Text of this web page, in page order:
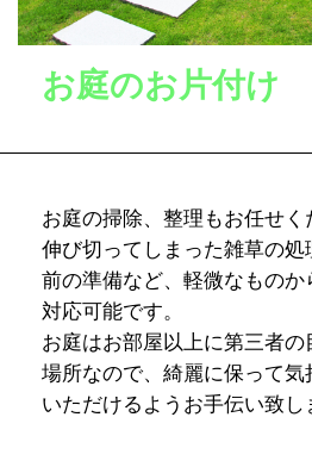
お庭のお片付け
お庭の掃除、整理もお任せく
伸び切ってしまった雑草の
前の準備など、軽微なもの
対応可能です。
お庭はお部屋以上に第三者
場所なので、綺麗に保って気
いただけるようお手伝い致し